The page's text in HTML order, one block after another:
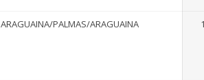
ARAGUAINA/PALMAS/ARAGUAINA